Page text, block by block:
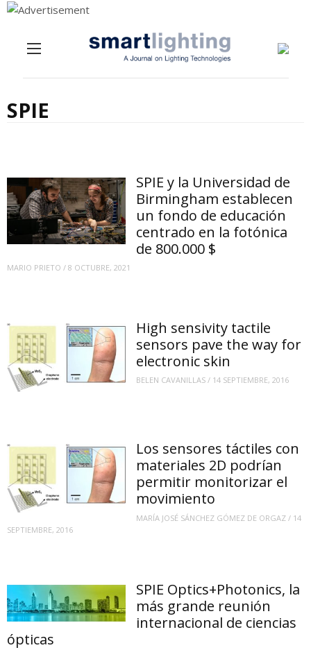
SPIE
SPIE y la Universidad de
Birmingham establecen
un fondo de educación
centrado en la fotónica
de 800.000 $
MARIO PRIETO / 8 OCTUBRE, 2021
High sensivity tactile
sensors pave the way for
electronic skin
BELEN CAVANILLAS / 14 SEPTIEMBRE, 2016
Los sensores táctiles con
materiales 2D podrían
permitir monitorizar el
movimiento
MARÍA JOSÉ SÁNCHEZ GÓMEZ DE ORGAZ / 14
SEPTIEMBRE, 2016
SPIE Optics+Photonics, la
más grande reunión
internacional de ciencias
ópticas